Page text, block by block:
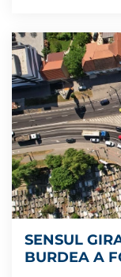
SENSUL
BURDEA A